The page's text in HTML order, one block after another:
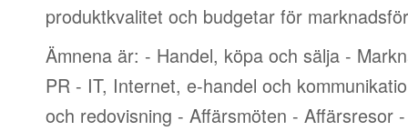
produktkvalitet och budgetar för
Ämnena är: - Handel, köpa och sälja -
PR - IT, Internet, e-handel och
och redovisning - Affärsmöten - Affärsresor